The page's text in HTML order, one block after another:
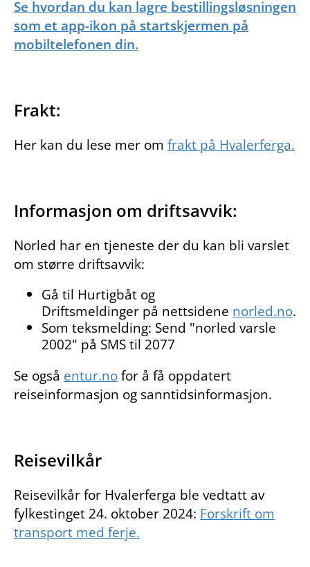
Se hvordan du kan lagre bestillingsløsningen
som et app-ikon på startskjermen på
mobiltelefonen din.
Frakt:
Her kan du lese mer om frakt på Hvalerferga.
Informasjon om driftsavvik:
Norled har en tjeneste der du kan bli varslet
om større driftsavvik:
Gå til Hurtigbåt og
Driftsmeldinger på nettsidene norled.no.
Som teksmelding: Send "norled varsle
2002" på SMS til 2077
Se også entur.nofor å få oppdatert
reiseinformasjon og sanntidsinformasjon.
Reisevilkår
Reisevilkår for Hvalerferga ble vedtatt av
fylkestinget 24. oktober 2024: Forskrift om
transport med ferje.